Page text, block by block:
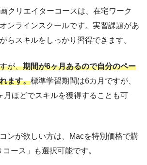
クリエイターコースは、在宅ワーク
ンラインスクールです。実習課題があ
らスキルをしっかり習得できます。
が、期間が6ヶ月あるので自分のペー
ます。標準学習期間は6カ月ですが、
月ほどでスキルを獲得することも可
ンが欲しい方は、Macを特別価格で購
ース」も選択可能です。